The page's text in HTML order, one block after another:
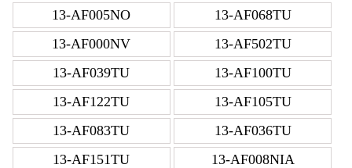
13-AF005NO
13-AF068TU
13-AF000NV
13-AF502TU
13-AF039TU
13-AF100TU
13-AF122TU
13-AF105TU
13-AF083TU
13-AF036TU
13-AF151TU
13-AF008NIA